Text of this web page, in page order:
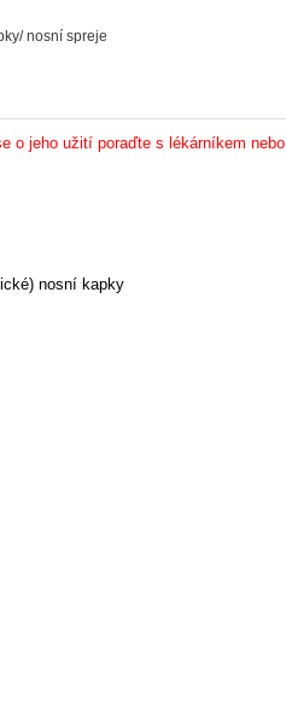
nosní spreje
o jeho užití poraďte s lékárníkem nebo
nosní kapky